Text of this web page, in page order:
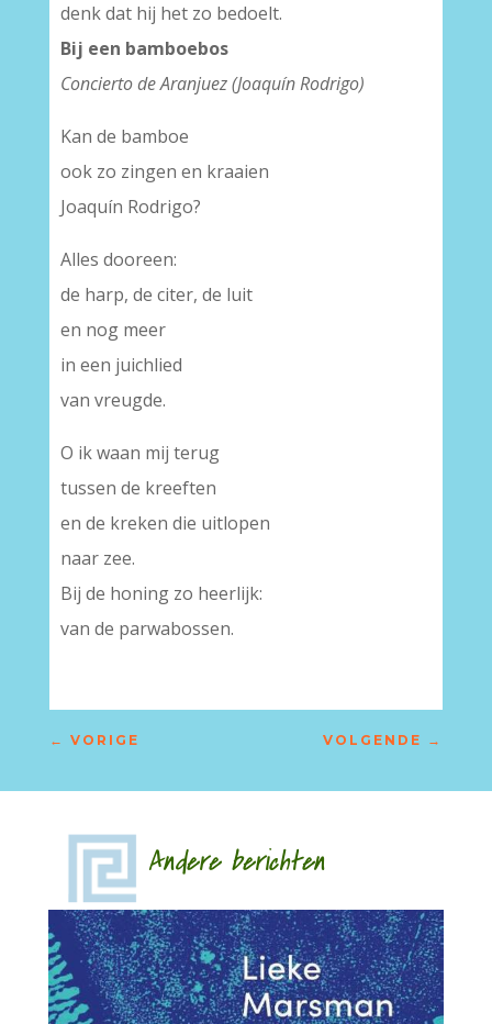
denk dat hij het zo bedoelt.
Bij een bamboebos
Concierto de Aranjuez (Joaquín Rodrigo)
Kan de bamboe
ook zo zingen en kraaien
Joaquín Rodrigo?
Alles dooreen:
de harp, de citer, de luit
en nog meer
in een juichlied
van vreugde.
O ik waan mij terug
tussen de kreeften
en de kreken die uitlopen
naar zee.
Bij de honing zo heerlijk:
van de parwabossen.
← VORIGE VOLGENDE →
Andere berichten